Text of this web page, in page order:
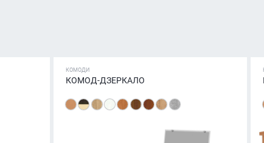
КОМОДИ
КОМОД-ДЗЕРКАЛО